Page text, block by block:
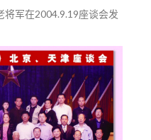
将军在2004.9.19座谈会发